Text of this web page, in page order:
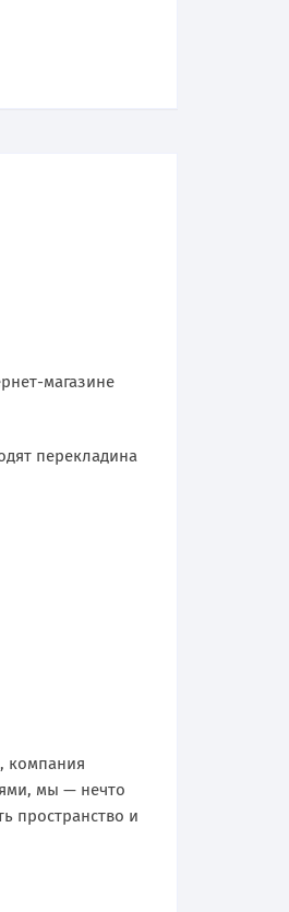
магазине
перекладина
компания
мы — нечто
пространство и